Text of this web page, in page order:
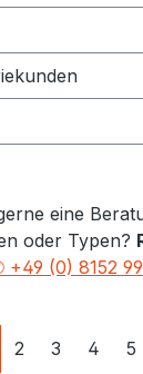
eine
oder Typen?
+49 (0) 8152
Seite
2 Seite
3 Seite
4 5